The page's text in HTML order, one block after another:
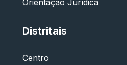
Distritais
Centro